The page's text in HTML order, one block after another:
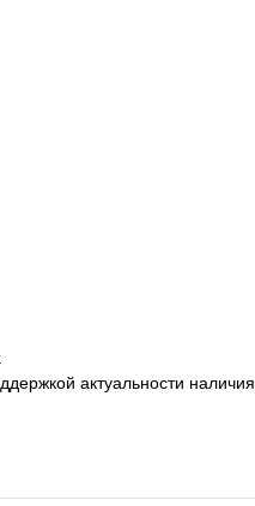
актуальности наличия